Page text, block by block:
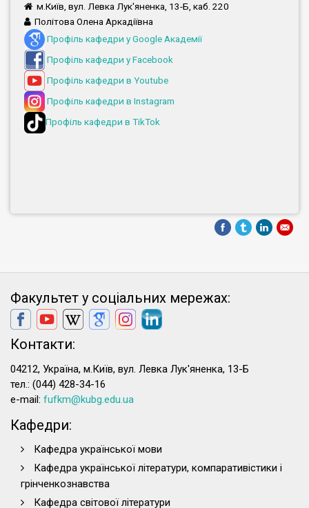
м.Київ, вул. Левка Лук'яненка, 13-Б, каб. 220
Політова Олена Аркадіївна
Профіль кафедри у Google Академії
Профіль кафедри у Facebook
Профіль кафедри в Youtube
Профіль кафедри в Instagram
Профіль кафедри в TikTok
Факультет у соціальних мережах:
Контакти:
04212, Україна, м.Київ, вул. Левка Лук'яненка, 13-Б
тел.: (044) 428-34-16
e-mail: fufkm@kubg.edu.ua
Кафедри:
Кафедра української мови
Кафедра української літератури, компаративістики і
грінченкознавства
Кафедра світової літератури